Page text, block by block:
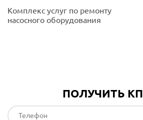
Комплекс услуг по ремонту
насосного оборудования
ПОЛУЧИТЬ КП